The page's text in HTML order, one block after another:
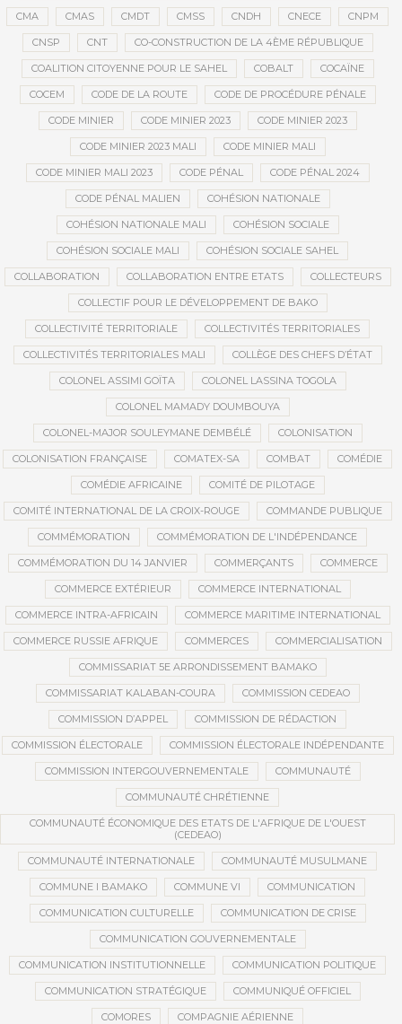
CMA CMAS CMDT CMSS CNDH CNECE CNPM
CNSP CNT CO-CONSTRUCTION DE LA 4ÈME RÉPUBLIQUE
COALITION CITOYENNE POUR LE SAHEL COBALT COCAÏNE
COCEM CODE DE LA ROUTE CODE DE PROCÉDURE PÉNALE
CODE MINIER CODE MINIER 2023 CODE MINIER 2023
CODE MINIER 2023 MALI CODE MINIER MALI
CODE MINIER MALI 2023 CODE PÉNAL CODE PÉNAL 2024
CODE PÉNAL MALIEN COHÉSION NATIONALE
COHÉSION NATIONALE MALI COHÉSION SOCIALE
COHÉSION SOCIALE MALI COHÉSION SOCIALE SAHEL
COLLABORATION COLLABORATION ENTRE ETATS COLLECTEURS
COLLECTIF POUR LE DÉVELOPPEMENT DE BAKO
COLLECTIVITÉ TERRITORIALE COLLECTIVITÉS TERRITORIALES
COLLECTIVITÉS TERRITORIALES MALI COLLÈGE DES CHEFS D’ÉTAT
COLONEL ASSIMI GOÏTA COLONEL LASSINA TOGOLA
COLONEL MAMADY DOUMBOUYA
COLONEL-MAJOR SOULEYMANE DEMBÉLÉ COLONISATION
COLONISATION FRANÇAISE COMATEX-SA COMBAT COMÉDIE
COMÉDIE AFRICAINE COMITÉ DE PILOTAGE
COMITÉ INTERNATIONAL DE LA CROIX-ROUGE COMMANDE PUBLIQUE
COMMÉMORATION COMMÉMORATION DE L'INDÉPENDANCE
COMMÉMORATION DU 14 JANVIER COMMERÇANTS COMMERCE
COMMERCE EXTÉRIEUR COMMERCE INTERNATIONAL
COMMERCE INTRA-AFRICAIN COMMERCE MARITIME INTERNATIONAL
COMMERCE RUSSIE AFRIQUE COMMERCES COMMERCIALISATION
COMMISSARIAT 5E ARRONDISSEMENT BAMAKO
COMMISSARIAT KALABAN-COURA COMMISSION CEDEAO
COMMISSION D’APPEL COMMISSION DE RÉDACTION
COMMISSION ÉLECTORALE COMMISSION ÉLECTORALE INDÉPENDANTE
COMMISSION INTERGOUVERNEMENTALE COMMUNAUTÉ
COMMUNAUTÉ CHRÉTIENNE
COMMUNAUTÉ ÉCONOMIQUE DES ETATS DE L'AFRIQUE DE L'OUEST
(CEDEAO)
COMMUNAUTÉ INTERNATIONALE COMMUNAUTÉ MUSULMANE
COMMUNE I BAMAKO COMMUNE VI COMMUNICATION
COMMUNICATION CULTURELLE COMMUNICATION DE CRISE
COMMUNICATION GOUVERNEMENTALE
COMMUNICATION INSTITUTIONNELLE COMMUNICATION POLITIQUE
COMMUNICATION STRATÉGIQUE COMMUNIQUÉ OFFICIEL
COMORES COMPAGNIE AÉRIENNE